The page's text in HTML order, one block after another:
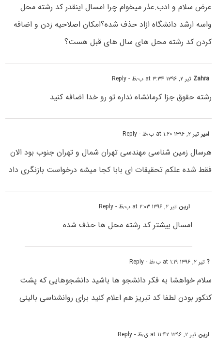
عرض سلام و ادب.عذر میخوام چرا امسال اینقدر کد رشته محل
واسه ارشد دانشگاه ازاد حذف شده؟امکان اصلاحیه زدن و اضافه
کردن کد رشته محل های سال های قبل هست؟
Zahra تیر ۲, ۱۳۹۶ at ۳:۳۴ ب٫ظ - Reply
رشته حقوق جزا کرمانشاه نداره تو رو خدا اضافه کنید
امیرتیر ۲, ۱۳۹۶ at ۱:۲۰ ب٫ظ - Reply
هرسال زمین شناسی مهندسی تهران شمال و تهران جنوب بود الان
فقط شده علکم تحقیقات ای بابا کجا میشه درخواست بازنگری داد
ارین تیر ۲, ۱۳۹۶ at ۲:۰۳ ب٫ظ - Reply
امسال بیشتر کد رشته محل ها حذف شده
?تیر ۲, ۱۳۹۶ at ۱:۱۹ ب٫ظ - Reply
سلام خواهشا به فکر دانشجو ها باشید دانشجوهایی که پشت
کنکور بودن لطفا کد تبریز هم اعلام کنید برای روانشناسی بالینی
ارین تیر ۲, ۱۳۹۶ at ۱۱:۴۲ ق٫ظ - Reply